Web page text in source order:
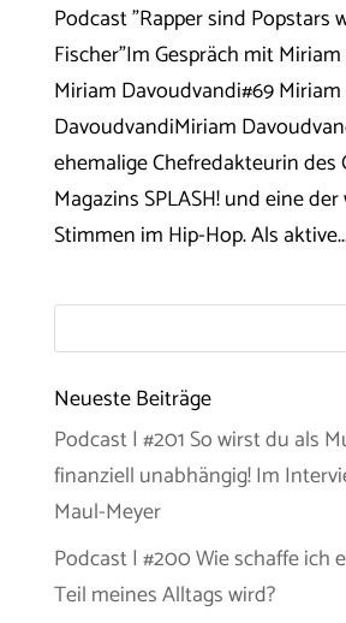
Podcast "Rapper sind Popstars
Fischer"Im Gespräch mit
Miriam Davoudvandi#69 Miriam
DavoudvandiMiriam
ehemalige Chefredakteurin des
Magazins SPLASH! und eine
Stimmen im Hip-Hop. Als
Neueste Beiträge
Podcast | #201 So wirst du als
finanziell unabhängig! Im
Maul-Meyer
Podcast | #200 Wie schaffe ich
Teil meines Alltags wird?